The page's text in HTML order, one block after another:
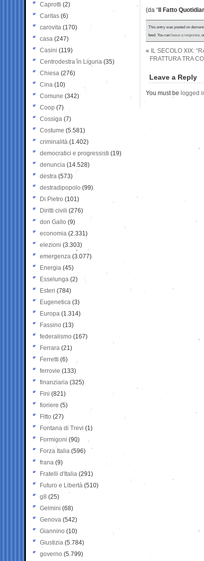
(da “ Il Fatto
This entry was posted on
feed. You canleave a response,
«
IL SECOLO XIX:
FRATTURA TRA
Leave a Reply
You must be logged
Caprotti (2)
Caritas (6)
carovita (170)
casa (247)
Casini (119)
Centrodestra in Liguria (35)
Chiesa (276)
Cina (10)
Comune (342)
Coop (7)
Cossiga (7)
Costume (5.581)
criminalità (1.402)
democratici e progressisti (19)
denuncia (14.528)
destra (573)
destradipopolo (99)
Di Pietro (101)
Diritti civili (276)
don Gallo (9)
economia (2.331)
elezioni (3.303)
emergenza (3.077)
Energia (45)
Esselunga (2)
Esteri (784)
Eugenetica (3)
Europa (1.314)
Fassino (13)
federalismo (167)
Ferrara (21)
Ferretti (6)
ferrovie (133)
finanziaria (325)
Fini (821)
fioriere (5)
Fitto (27)
Fontana di Trevi (1)
Formigoni (90)
Forza Italia (596)
frana (9)
Fratelli d'Italia (291)
Futuro e Libertà (510)
g8 (25)
Gelmini (68)
Genova (542)
Giannino (10)
Giustizia (5.784)
governo (5.799)